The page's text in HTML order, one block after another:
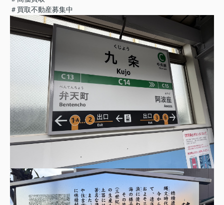
＃買取不動産募集中